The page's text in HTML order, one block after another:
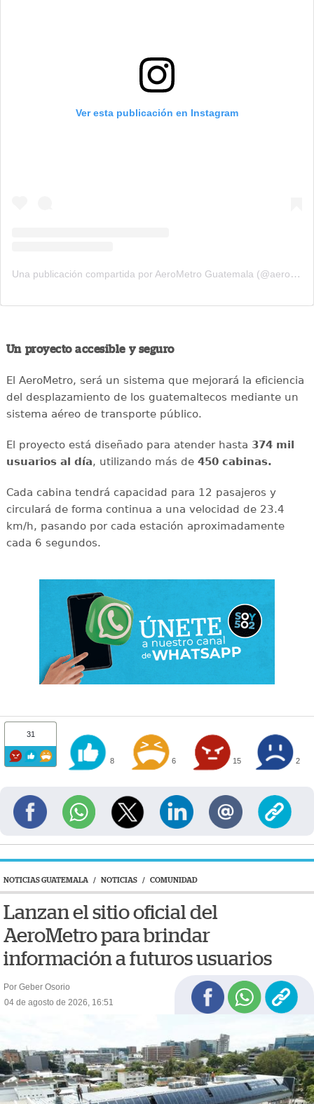
Ver esta publicación en Instagram
Una publicación compartida por AeroMetro Guatemala (@aerometrogt)
Un proyecto accesible y seguro
El AeroMetro, será un sistema que mejorará la eficiencia
del desplazamiento de los guatemaltecos mediante un
sistema aéreo de transporte público.
El proyecto está diseñado para atender hasta 374 mil
usuarios al día, utilizando más de 450 cabinas.
Cada cabina tendrá capacidad para 12 pasajeros y
circulará de forma continua a una velocidad de 23.4
km/h, pasando por cada estación aproximadamente
cada 6 segundos.
31
8 6 15 2
NOTICIAS GUATEMALA / NOTICIAS / COMUNIDAD
Lanzan el sitio oficial del
AeroMetro para brindar
información a futuros usuarios
Por Geber Osorio
04 de agosto de 2026, 16:51